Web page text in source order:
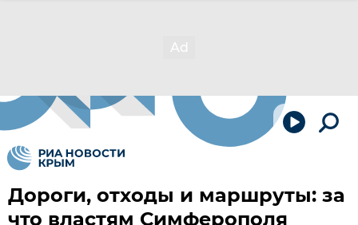
Дороги, отходы и маршруты: за
что властям Симферополя